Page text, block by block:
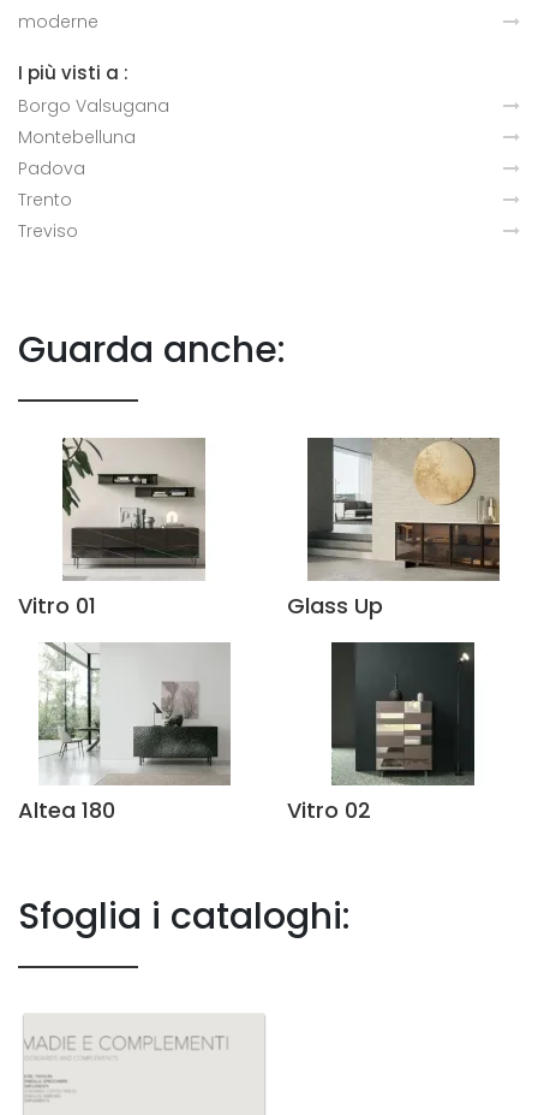
moderne
I più visti a :
Borgo Valsugana
Montebelluna
Padova
Trento
Treviso
Guarda anche:
Vitro 01 Glass Up
Altea 180 Vitro 02
Sfoglia i cataloghi: